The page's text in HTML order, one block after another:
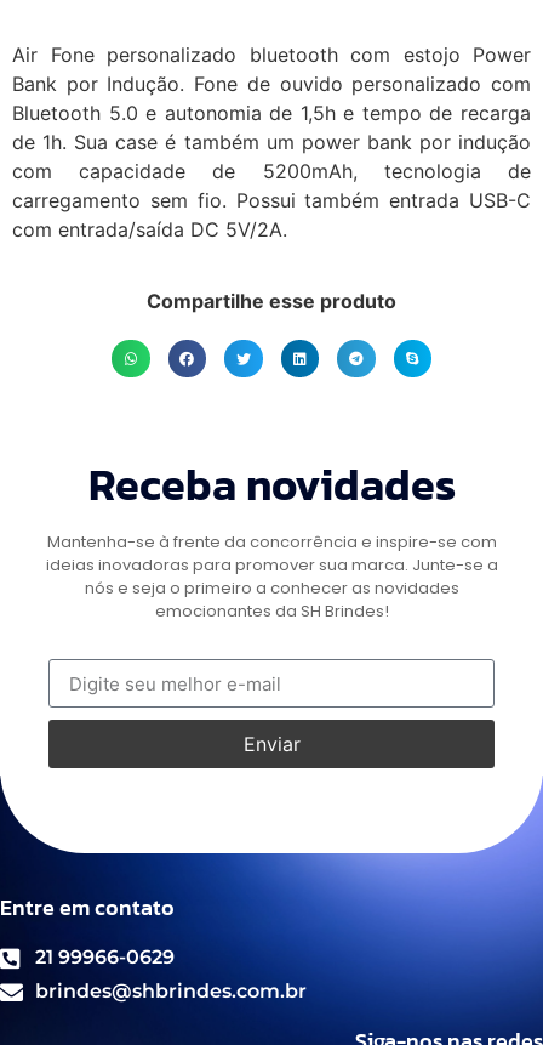
Air Fone personalizado bluetooth com estojo Power
Bank por Indução. Fone de ouvido personalizado com
Bluetooth 5.0 e autonomia de 1,5h e tempo de recarga
de 1h. Sua case é também um power bank por indução
com capacidade de 5200mAh, tecnologia de
carregamento sem fio. Possui também entrada USB-C
com entrada/saída DC 5V/2A.
Compartilhe esse produto
Receba novidades
Mantenha-se à frente da concorrência e inspire-se com
ideias inovadoras para promover sua marca. Junte-se a
nós e seja o primeiro a conhecer as novidades
emocionantes da SH Brindes!
Enviar
Entre em contato
21 99966-0629
brindes@shbrindes.com.br